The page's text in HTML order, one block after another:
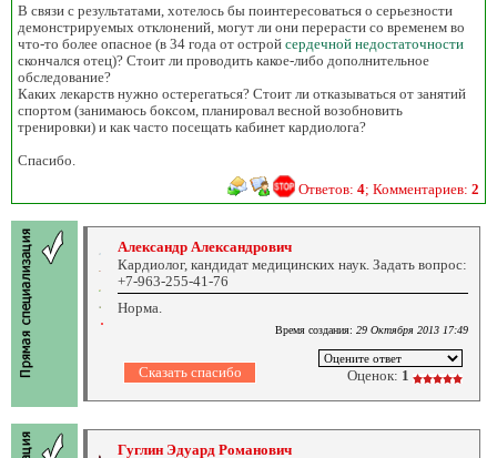
В связи с результатами, хотелось бы поинтересоваться о серьезности
демонстрируемых отклонений, могут ли они перерасти со временем во
что-то более опасное (в 34 года от острой сердечной недостаточности
скончался отец)? Стоит ли проводить какое-либо дополнительное
обследование?
Каких лекарств нужно остерегаться? Стоит ли отказываться от занятий
спортом (занимаюсь боксом, планировал весной возобновить
тренировки) и как часто посещать кабинет кардиолога?
Спасибо.
Ответов: 4; Комментариев: 2
Александр Александрович
Кардиолог, кандидат медицинских наук. Задать вопрос:
+7-963-255-41-76
Норма.
Время создания: 29 Октября 2013 17:49
Оценок: 1
Гуглин Эдуард Романович